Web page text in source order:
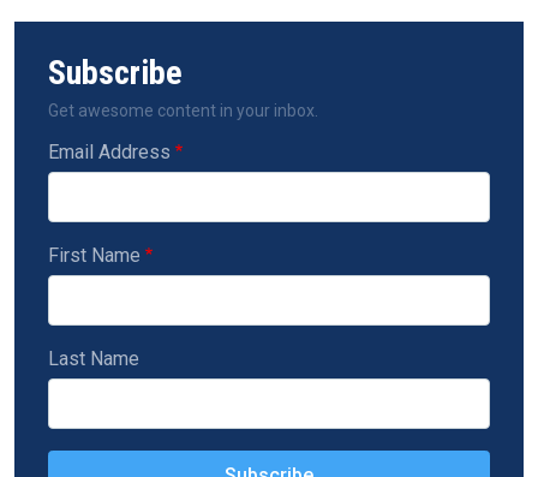
Subscribe
Get awesome content in your inbox.
Email Address
First Name
Last Name